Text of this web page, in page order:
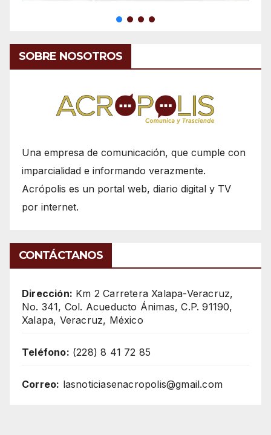
SOBRE NOSOTROS
Una empresa de comunicación, que cumple con
imparcialidad e informando verazmente.
Acrópolis es un portal web, diario digital y TV
por internet.
CONTÁCTANOS
Dirección: Km 2 Carretera Xalapa-Veracruz,
No. 341, Col. Acueducto Ánimas, C.P. 91190,
Xalapa, Veracruz, México
Teléfono: (228) 8 41 72 85
Correo: lasnoticiasenacropolis@gmail.com